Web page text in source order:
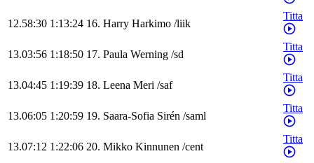
12.58:30 1:13:24 16. Harry Harkimo /liik
Titta
13.03:56 1:18:50 17. Paula Werning /sd
Titta
13.04:45 1:19:39 18. Leena Meri /saf
Titta
13.06:05 1:20:59 19. Saara-Sofia Sirén /saml
Titta
13.07:12 1:22:06 20. Mikko Kinnunen /cent
Titta